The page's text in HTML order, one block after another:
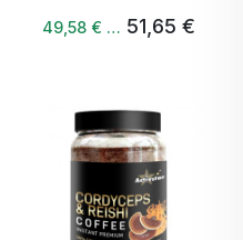
49,58 € … 51,65 €